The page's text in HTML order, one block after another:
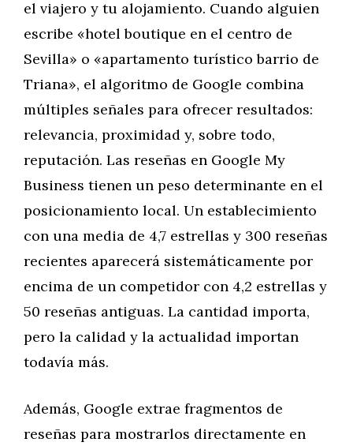
el viajero y tu alojamiento. Cuando alguien
escribe «hotel boutique en el centro de
Sevilla» o «apartamento turístico barrio de
Triana», el algoritmo de Google combina
múltiples señales para ofrecer resultados:
relevancia, proximidad y, sobre todo,
reputación. Las reseñas en Google My
Business tienen un peso determinante en el
posicionamiento local. Un establecimiento
con una media de 4,7 estrellas y 300 reseñas
recientes aparecerá sistemáticamente por
encima de un competidor con 4,2 estrellas y
50 reseñas antiguas. La cantidad importa,
pero la calidad y la actualidad importan
todavía más.
Además, Google extrae fragmentos de
reseñas para mostrarlos directamente en